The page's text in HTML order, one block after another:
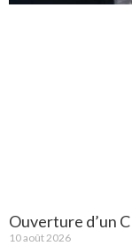
Ouverture d’un
10 août 2026